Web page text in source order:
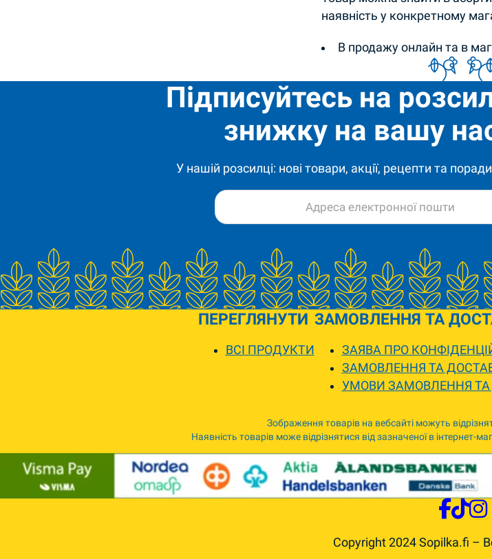
наявність у конкретному
В продажу онлайн та в
Підписуйтесь на
знижку на вашу
У нашій розсилці: нові товари, акції, рецепти та
ПЕРЕГЛЯНУТИ
ВСІ ПРОДУКТИ
ЗАМОВЛЕННЯ ТА
ЗАЯВА ПРО
ЗАМОВЛЕННЯ ТА
УМОВИ ЗАМОВЛЕННЯ
Зображення товарів на вебсайті можуть
Наявність товарів може відрізнятися від зазначеної в
Copyright 2024 Sopilka.fi –